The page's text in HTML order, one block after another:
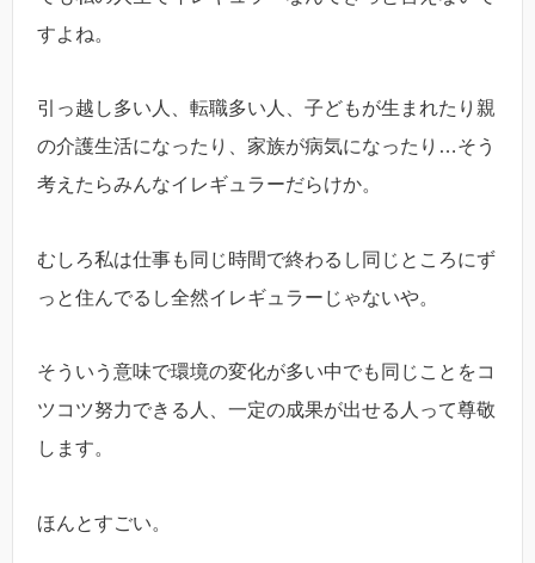
すよね。
引っ越し多い人、転職多い人、子どもが生まれたり親
の介護生活になったり、家族が病気になったり…そう
考えたらみんなイレギュラーだらけか。
むしろ私は仕事も同じ時間で終わるし同じところにず
っと住んでるし全然イレギュラーじゃないや。
そういう意味で環境の変化が多い中でも同じことをコ
ツコツ努力できる人、一定の成果が出せる人って尊敬
します。
ほんとすごい。